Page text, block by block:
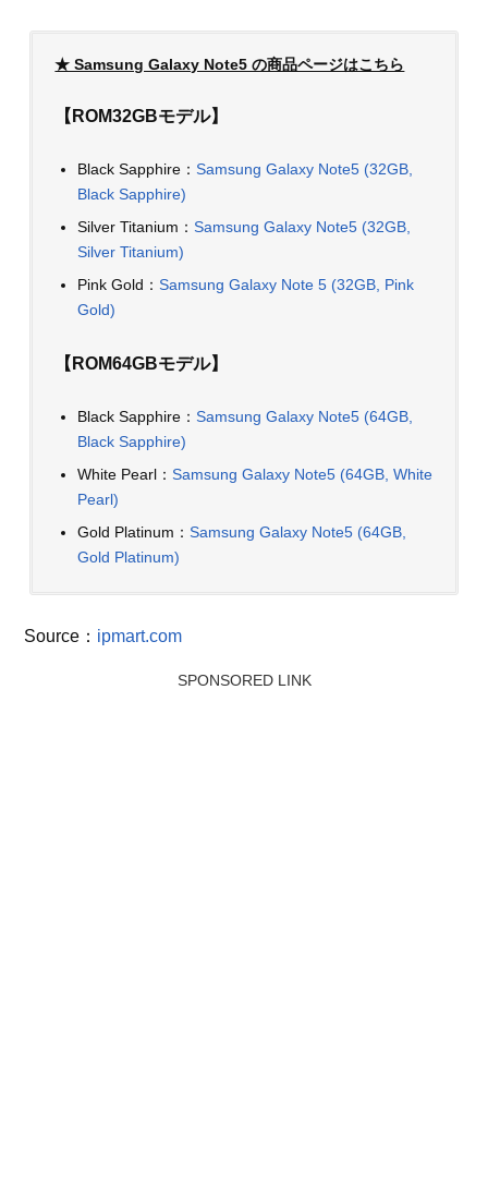
★ Samsung Galaxy Note5 の商品ページはこちら
【ROM32GBモデル】
Black Sapphire：Samsung Galaxy Note5 (32GB,
Black Sapphire)
Silver Titanium：Samsung Galaxy Note5 (32GB,
Silver Titanium)
Pink Gold：Samsung Galaxy Note 5 (32GB, Pink
Gold)
【ROM64GBモデル】
Black Sapphire：Samsung Galaxy Note5 (64GB,
Black Sapphire)
White Pearl：Samsung Galaxy Note5 (64GB, White
Pearl)
Gold Platinum：Samsung Galaxy Note5 (64GB,
Gold Platinum)
Source： ipmart.com
SPONSORED LINK